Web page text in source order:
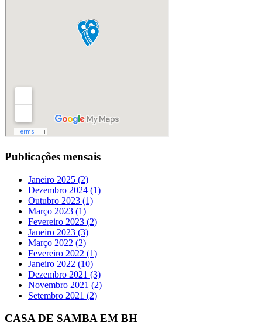
Publicações mensais
Janeiro 2025 (2)
Dezembro 2024 (1)
Outubro 2023 (1)
Março 2023 (1)
Fevereiro 2023 (2)
Janeiro 2023 (3)
Março 2022 (2)
Fevereiro 2022 (1)
Janeiro 2022 (10)
Dezembro 2021 (3)
Novembro 2021 (2)
Setembro 2021 (2)
CASA DE SAMBA EM BH